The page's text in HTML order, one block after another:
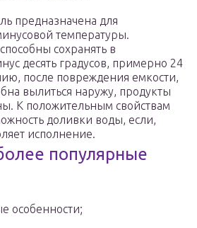
предназначена для
температуры.
сохранять в
десять градусов, примерно 24
после повреждения емкости,
вылиться наружу, продукты
К положительным свойствам
доливки воды, если,
исполнение.
популярные
особенности;